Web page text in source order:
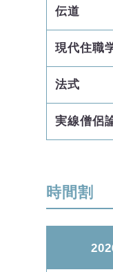
伝道
現代住職
法式
実線僧侶
時間割